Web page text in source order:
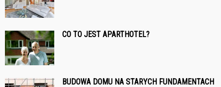
CO TO JEST APARTHOTEL?
BUDOWA DOMU NA STARYCH FUNDAMENTACH